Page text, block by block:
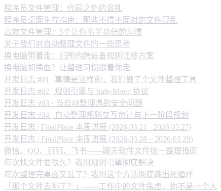
程序员文件管理：代码之外的混乱
程序员桌面生存指南：那些不得不面对的文件混乱
高效文件管理：5个让你事半功倍的习惯
关于我们对自动整理文件的一些思考
换电脑带着走：归所的跨设备规则迁移方案
换电脑如换血？让整理习惯跟着你走
开发日志 #01 | 事情是这样的，我们做了个文件整理工具
开发日志 #02 | 规则引擎与 Safe-Move 协议
开发日志 #03 · 当自动整理遇到安全问题
开发日志 #04 | 自动整理规则交互审计与下一阶段规划
开发日志 | FinalPlace 本周进展 (2026.03.21 - 2026.03.27)
开发日志 | FinalPlace 本周进展 (2026.03.28 – 2026.03.29)
微信、QQ、钉钉、飞书——聊天软件文件统一整理指南
每次找文件要很久？我用规则引擎彻底解决
每次整理完桌面又乱了？我用这个方法彻底跳出死循环
「那个文件去哪了？」——工作中的文件焦虑，你不是一个人